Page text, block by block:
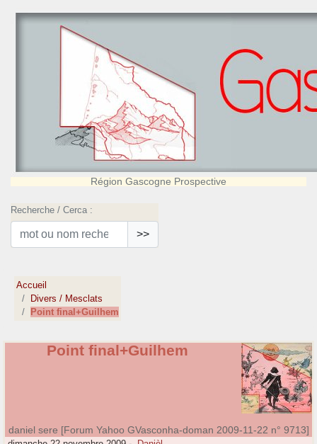
Région Gascogne Prospective
Recherche / Cerca :
>>
Accueil
Divers / Mesclats
Point final+Guilhem
Point final+Guilhem
daniel sere [Forum Yahoo GVasconha-doman 2009-11-22 n° 9713]